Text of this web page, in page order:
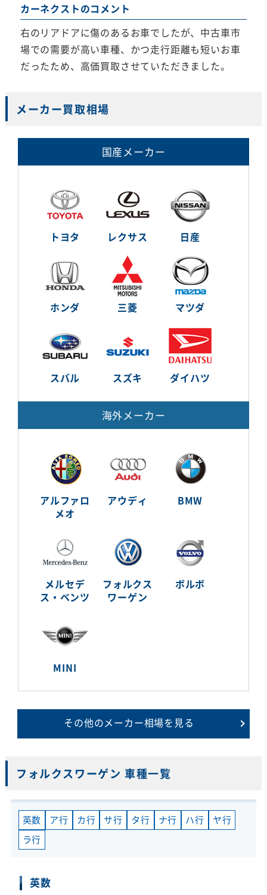
カーネクストのコメント
右のリアドアに傷のあるお車でしたが、中古車市
場での需要が高い車種、かつ走行距離も短いお車
だったため、高価買取させていただきました。
メーカー買取相場
国産メーカー
トヨタ レクサス 日産
ホンダ 三菱 マツダ
スバル スズキ ダイハツ
海外メーカー
アルファロ
メオ
アウディ BMW
メルセデ
ス・ベンツ
フォルクス
ワーゲン
ボルボ
MINI
その他のメーカー相場を見る
フォルクスワーゲン 車種一覧
英数 ア行 カ行 サ行 タ行 ナ行 ハ行
ヤ行
ラ行
英数